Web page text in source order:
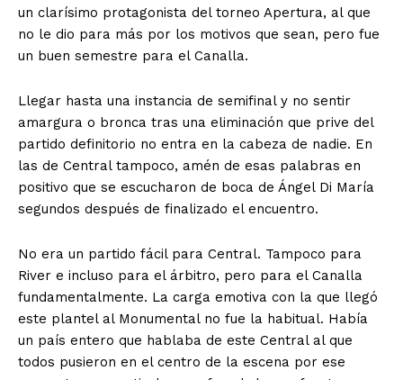
un clarísimo protagonista del torneo Apertura, al que
no le dio para más por los motivos que sean, pero fue
un buen semestre para el Canalla.
Llegar hasta una instancia de semifinal y no sentir
amargura o bronca tras una eliminación que prive del
partido definitorio no entra en la cabeza de nadie. En
las de Central tampoco, amén de esas palabras en
positivo que se escucharon de boca de Ángel Di María
segundos después de finalizado el encuentro.
No era un partido fácil para Central. Tampoco para
River e incluso para el árbitro, pero para el Canalla
fundamentalmente. La carga emotiva con la que llegó
este plantel al Monumental no fue la habitual. Había
un país entero que hablaba de este Central al que
todos pusieron en el centro de la escena por ese